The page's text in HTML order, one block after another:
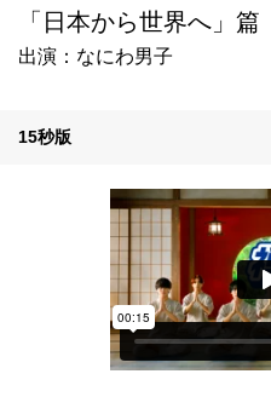
「日本から世界へ」篇
出演：なにわ男子
15秒版